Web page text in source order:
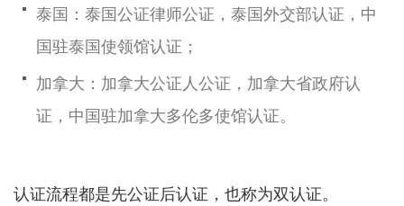
泰国：泰国公证律师公证，泰国外交部认证，中
国驻泰国使领馆认证；
加拿大：加拿大公证人公证，加拿大省政府认
证，中国驻加拿大多伦多使馆认证。
认证流程都是先公证后认证，也称为双认证。